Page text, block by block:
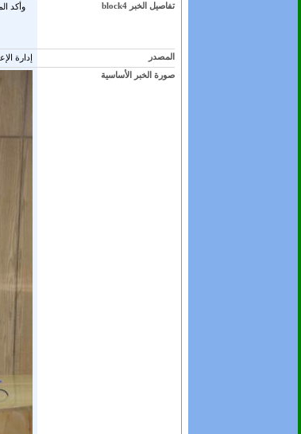
تفاصيل الخبر block4
وأكد
المصدر
إدارة
صورة الخبر الأساسية